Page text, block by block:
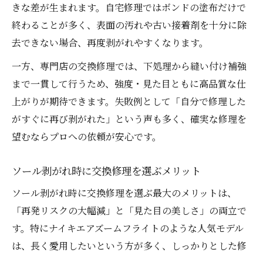
きな差が生まれます。自宅修理ではボンドの塗布だけで
終わることが多く、表面の汚れや古い接着剤を十分に除
去できない場合、再度剥がれやすくなります。
一方、専門店の交換修理では、下処理から縫い付け補強
まで一貫して行うため、強度・見た目ともに高品質な仕
上がりが期待できます。失敗例として「自分で修理した
がすぐに再び剥がれた」という声も多く、確実な修理を
望むならプロへの依頼が安心です。
ソール剥がれ時に交換修理を選ぶメリット
ソール剥がれ時に交換修理を選ぶ最大のメリットは、
「再発リスクの大幅減」と「見た目の美しさ」の両立で
す。特にナイキエアズームフライトのような人気モデル
は、長く愛用したいという方が多く、しっかりとした修